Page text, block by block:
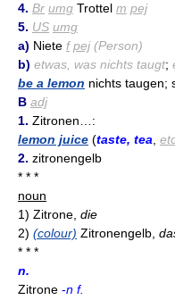
4. Br umg Trottel m pej
5. US umg
a) Niete f pej(Person)
b) etwas, was nichts taugt;
be a lemon nichts taugen;
B adj
1. Zitronen…:
lemon juice (taste, tea
2. zitronengelb
* * *
noun
1) Zitrone, die
2) (colour) Zitronengelb,
* * *
n.
Zitrone -n f.